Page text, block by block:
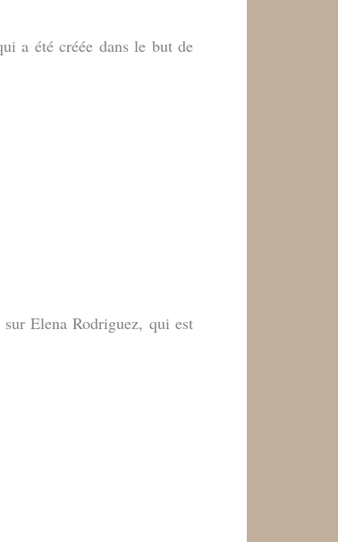
a été créée dans le but de
Elena Rodriguez, qui est